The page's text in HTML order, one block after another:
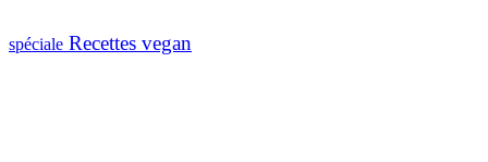
spéciale Recettes vegan